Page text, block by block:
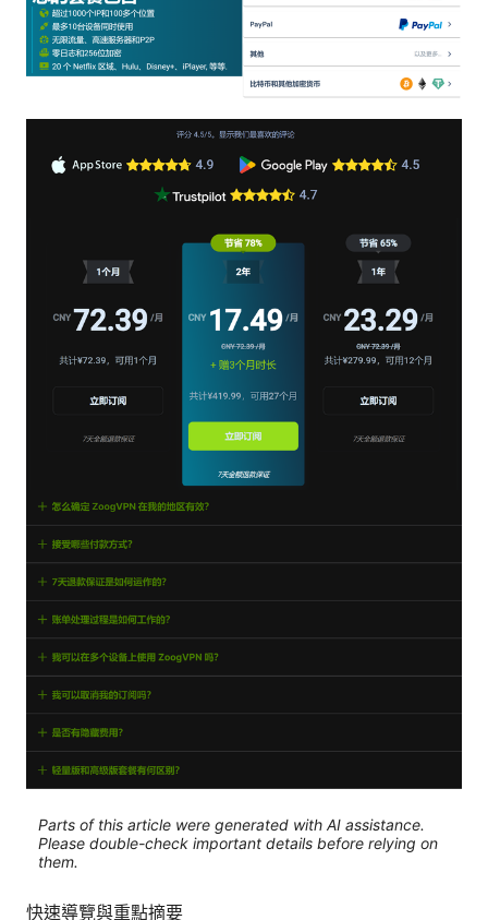
Parts of this article were generated with AI assistance.
Please double-check important details before relying on
them.
快速導覽與重點摘要